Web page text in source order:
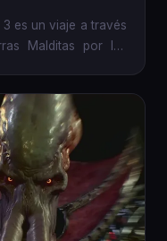
es un viaje a través
Malditas por las